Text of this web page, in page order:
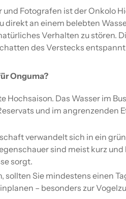
Fotografen ist der Onkolo
an einem belebten
Verhalten zu stören.
des Verstecks
Onguma?
Hochsaison. Das Wasser im
und im angrenzenden
verwandelt sich in ein
sind meist kurz
sorgt.
sollten Sie mindestens einen
– besonders zur